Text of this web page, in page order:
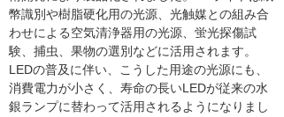
幣識別や樹脂硬化用の光源、光触媒との組み合
わせによる空気清浄器用の光源、蛍光探傷試
験、捕虫、果物の選別などに活用されます。
LEDの普及に伴い、こうした用途の光源にも、
消費電力が小さく、寿命の長いLEDが従来の水
銀ランプに替わって活用されるようになりまし